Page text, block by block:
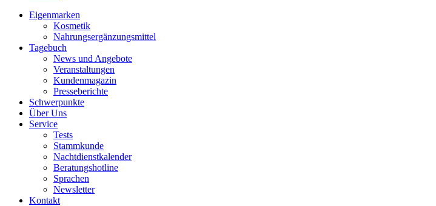
Eigenmarken
Kosmetik
Nahrungsergänzungsmittel
Tagebuch
News und Angebote
Veranstaltungen
Kundenmagazin
Presseberichte
Schwerpunkte
Über Uns
Service
Tests
Stammkunde
Nachtdienstkalender
Beratungshotline
Sprachen
Newsletter
Kontakt